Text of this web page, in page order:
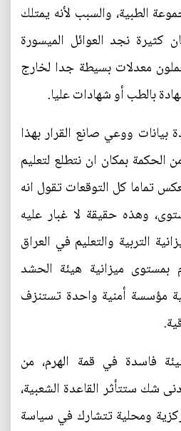
الطبية، والسبب لأنه يمتلك
كثيرة نجد العوائل الميسورة
معدلات بسيطة جدا لخارج
بالطب أو شهادات عليا.
بيانات ووعي صانع القرار بهذا
الحكمة بمكان ان نتطلع لتعليم
تماما كل التوقعات تقول انه
وهذه حقيقة لا غبار عليه
التربية والتعليم في العراق
بمستوى ميزانية هيئة الحشد
مؤسسة أمنية واحدة تستنزف
فاسدة في قمة الهرم، من
شك ستتأثر القاعدة الشعبية،
ومحلية تتشارك في سياسة